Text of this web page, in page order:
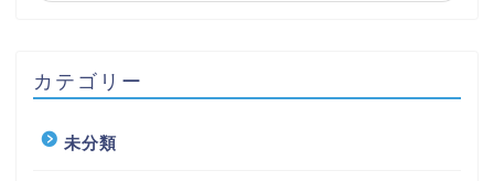
カテゴリー
未分類